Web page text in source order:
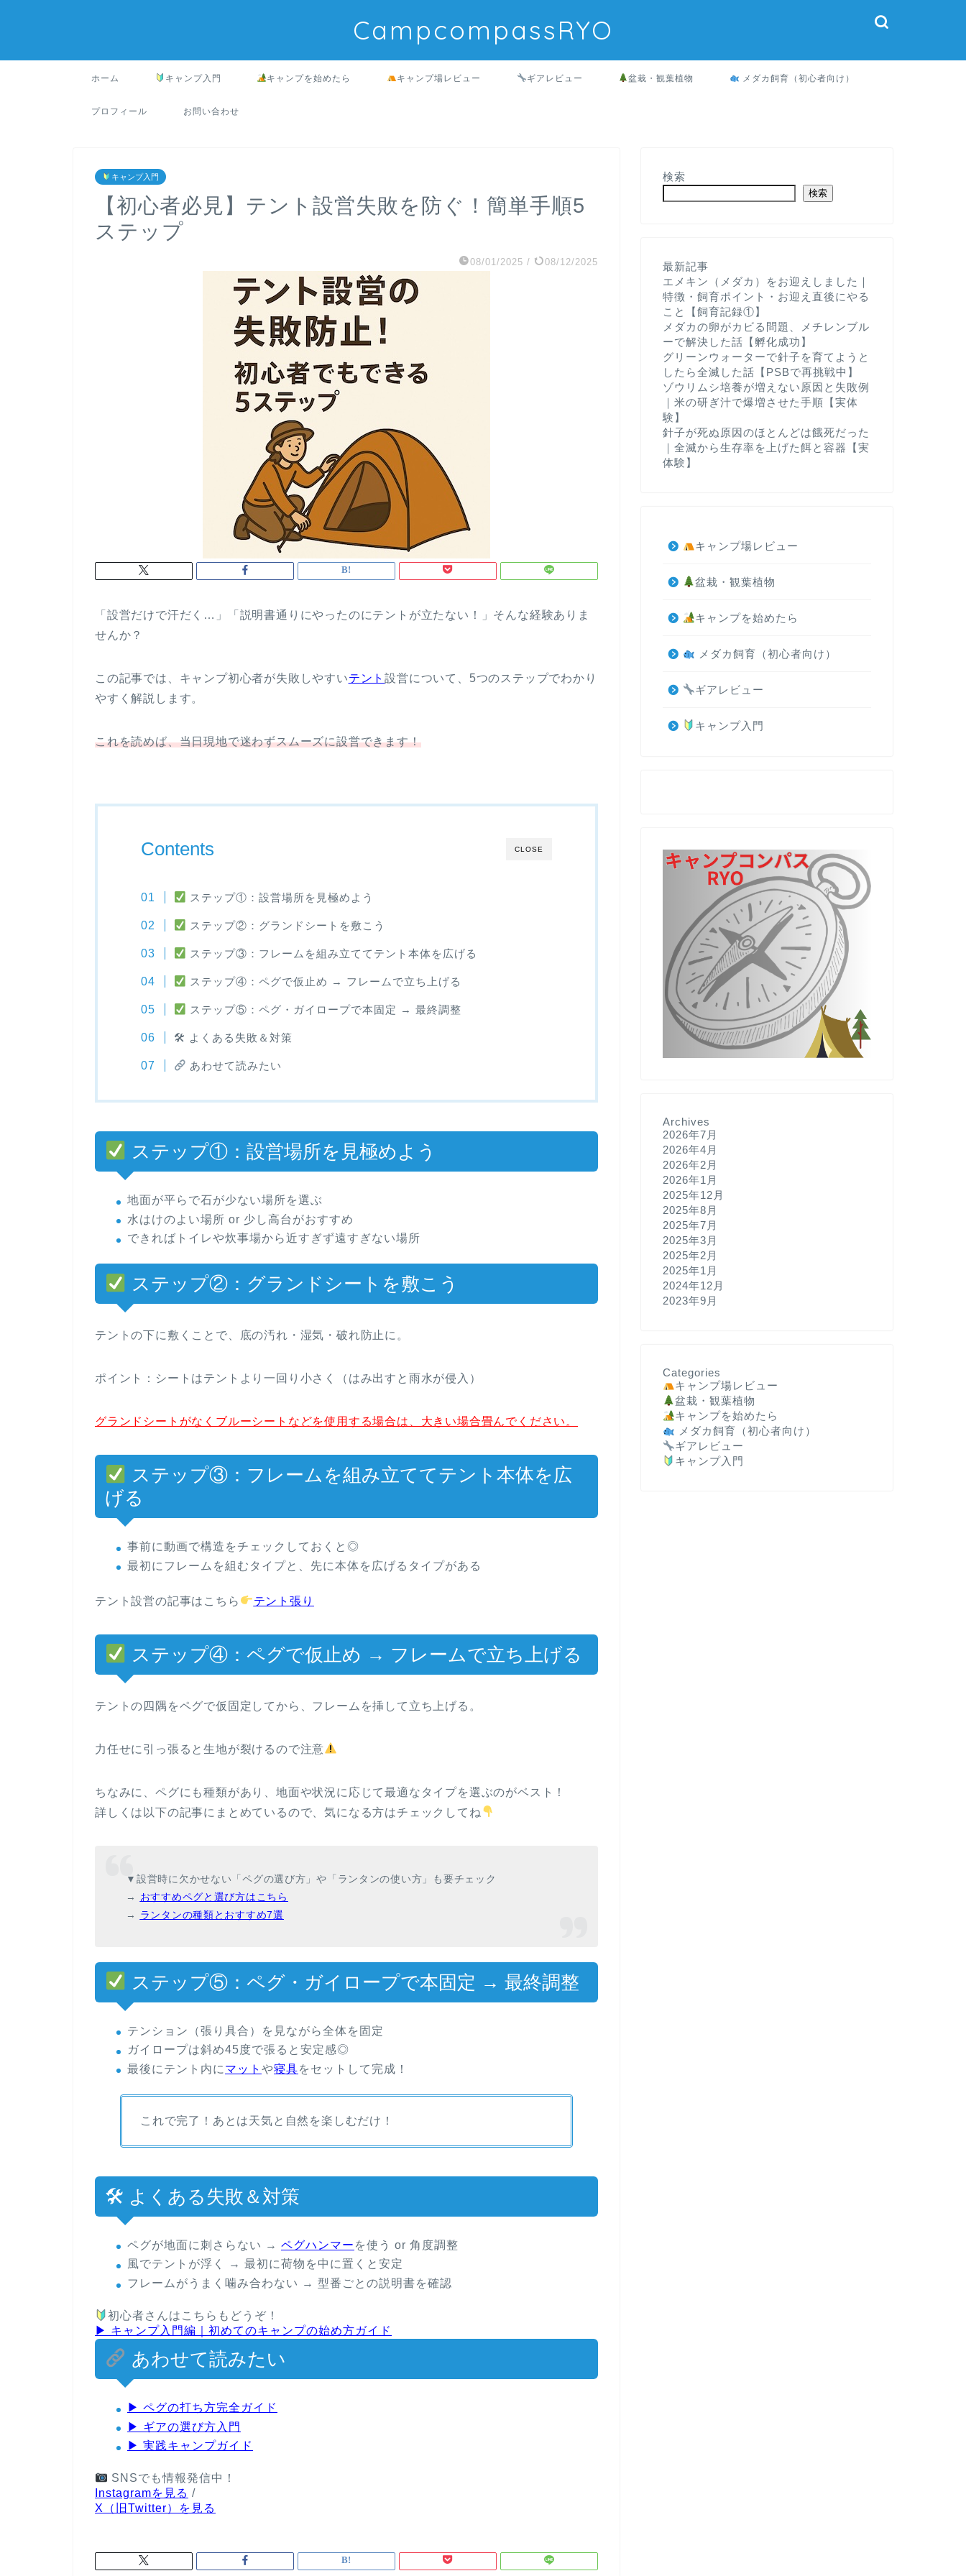
CampcompassRYO
ホーム キャンプ入門 キャンプを始めたら キャンプ場レビュー ギアレビュー 盆栽・観葉植物 メダカ飼育（初心者向け）
プロフィール お問い合わせ
キャンプ入門
【初心者必見】テント設営失敗を防ぐ！簡単手順5
ステップ
08/01/2025 / 08/12/2025
「設営だけで汗だく…」「説明書通りにやったのにテントが立たない！」そんな経験ありま
せんか？
この記事では、キャンプ初心者が失敗しやすいテント設営について、5つのステップでわかり
やすく解説します。
これを読めば、当日現地で迷わずスムーズに設営できます！
CLOSE
Contents
ステップ①：設営場所を見極めよう
ステップ②：グランドシートを敷こう
ステップ③：フレームを組み立ててテント本体を広げる
ステップ④：ペグで仮止め → フレームで立ち上げる
ステップ⑤：ペグ・ガイロープで本固定 → 最終調整
🛠 よくある失敗＆対策
あわせて読みたい
ステップ①：設営場所を見極めよう
地面が平らで石が少ない場所を選ぶ
水はけのよい場所 or 少し高台がおすすめ
できればトイレや炊事場から近すぎず遠すぎない場所
ステップ②：グランドシートを敷こう
テントの下に敷くことで、底の汚れ・湿気・破れ防止に。
ポイント： シートはテントより一回り小さく（はみ出すと雨水が侵入）
グランドシートがなくブルーシートなどを使用する場合は、大きい場合畳んでください。
ステップ③：フレームを組み立ててテント本体を広
げる
事前に動画で構造をチェックしておくと◎
最初にフレームを組むタイプと、先に本体を広げるタイプがある
テント設営の記事はこちら テント張り
ステップ④：ペグで仮止め → フレームで立ち上げる
テントの四隅をペグで仮固定してから、フレームを挿して立ち上げる。
力任せに引っ張ると生地が裂けるので注意
ちなみに、ペグにも種類があり、地面や状況に応じて最適なタイプを選ぶのがベスト！
詳しくは以下の記事にまとめているので、気になる方はチェックしてね
▼設営時に欠かせない「ペグの選び方」や「ランタンの使い方」も要チェック
→ おすすめペグと選び方はこちら
→ ランタンの種類とおすすめ7選
ステップ⑤：ペグ・ガイロープで本固定 → 最終調整
テンション（張り具合）を見ながら全体を固定
ガイロープは斜め45度で張ると安定感◎
最後にテント内に マット や寝具をセットして完成！
これで完了！ あとは天気と自然を楽しむだけ！
🛠 よくある失敗＆対策
ペグが地面に刺さらない → ペグハンマー を使う or 角度調整
風でテントが浮く
→ 最初に荷物を中に置くと安定
フレームがうまく噛み合わない → 型番ごとの説明書を確認
初心者さんはこちらもどうぞ！
▶ キャンプ入門編｜初めてのキャンプの始め方ガイド
あわせて読みたい
▶ ペグの打ち方完全ガイド
▶ ギアの選び方入門
▶ 実践キャンプガイド
SNSでも情報発信中！
Instagramを見る /
X（旧Twitter）を見る
検索
検索
最新記事
エメキン（メダカ）をお迎えしました｜
特徴・飼育ポイント・お迎え直後にやる
こと【飼育記録①】
メダカの卵がカビる問題、メチレンブル
ーで解決した話【孵化成功】
グリーンウォーターで針子を育てようと
したら全滅した話【PSBで再挑戦中】
ゾウリムシ培養が増えない原因と失敗例
｜米の研ぎ汁で爆増させた手順【実体
験】
針子が死ぬ原因のほとんどは餓死だった
｜全滅から生存率を上げた餌と容器【実
体験】
キャンプ場レビュー
盆栽・観葉植物
キャンプを始めたら
メダカ飼育（初心者向け）
ギアレビュー
キャンプ入門
Archives
2026年7月
2026年4月
2026年2月
2026年1月
2025年12月
2025年8月
2025年7月
2025年3月
2025年2月
2025年1月
2024年12月
2023年9月
Categories
キャンプ場レビュー
盆栽・観葉植物
キャンプを始めたら
メダカ飼育（初心者向け）
ギアレビュー
キャンプ入門